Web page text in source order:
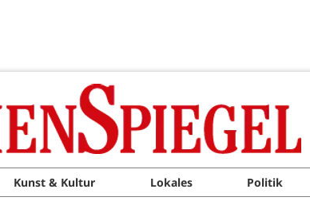
Kunst & Kultur Lokales Politik